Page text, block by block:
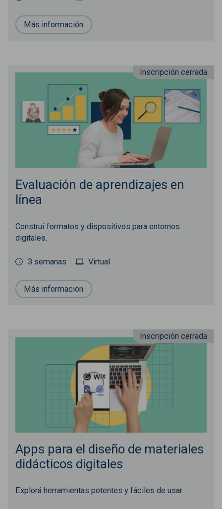
Más información
Inscripción cerrada
Evaluación de aprendizajes en
línea
Construí formatos y dispositivos para entornos
digitales.
3 semanas Virtual
Más información
Inscripción cerrada
Apps para el diseño de materiales
didácticos digitales
Explorá herramientas potentes y fáciles de usar.